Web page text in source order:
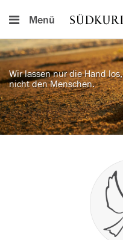
Menü
Wir lassen nur die Hand los,
nicht den Menschen.